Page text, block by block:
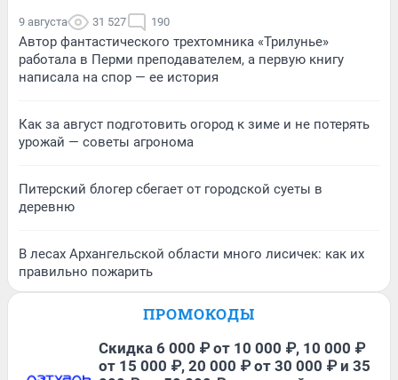
9 августа 31 527 190
Автор фантастического трехтомника «Трилунье»
работала в Перми преподавателем, а первую книгу
написала на спор — ее история
Как за август подготовить огород к зиме и не потерять
урожай — советы агронома
Питерский блогер сбегает от городской суеты в
деревню
В лесах Архангельской области много лисичек: как их
правильно пожарить
ПРОМОКОДЫ
Скидка 6 000 ₽ от 10 000 ₽, 10 000 ₽
от 15 000 ₽, 20 000 ₽ от 30 000 ₽ и 35